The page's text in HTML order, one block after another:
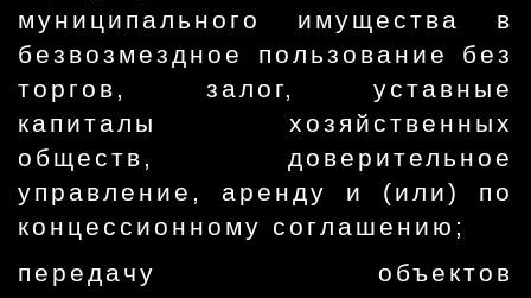
муниципального имущества в
безвозмездное пользование без
торгов, залог, уставные
капиталы хозяйственных
обществ, доверительное
управление, аренду и (или) по
концессионному соглашению;
передачу объектов